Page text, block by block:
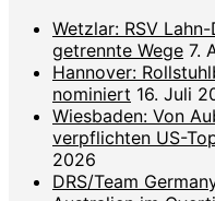
Wetzlar: RSV
getrennte Wege 7.
Hannover:
nominiert 16. Juli
Wiesbaden: Von
verpflichten US-
2026
DRS/Team